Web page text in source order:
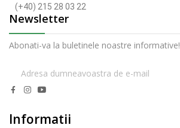
(+40) 215 28 03 22
Newsletter
Abonati-va la buletinele noastre informative!
Informatii